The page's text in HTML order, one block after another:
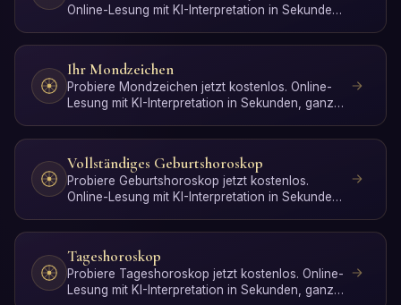
Online-Lesung mit KI-Interpretation in Sekunden,
Ihr Mondzeichen
Probiere Mondzeichen jetzt kostenlos. Online-
Lesung mit KI-Interpretation in Sekunden, ganz
Vollständiges Geburtshoroskop
Probiere Geburtshoroskop jetzt kostenlos.
Online-Lesung mit KI-Interpretation in Sekunden,
Tageshoroskop
Probiere Tageshoroskop jetzt kostenlos. Online-
Lesung mit KI-Interpretation in Sekunden, ganz